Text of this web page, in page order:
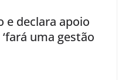
e declara apoio
uma gestão